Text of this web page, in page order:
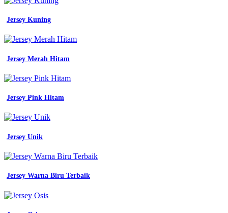
Jersey Kuning
Jersey Merah Hitam
Jersey Pink Hitam
Jersey Unik
Jersey Warna Biru Terbaik